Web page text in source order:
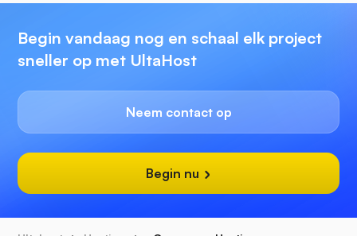
Begin vandaag nog en schaal elk project
sneller op met UltaHost
Neem contact op
Begin nu